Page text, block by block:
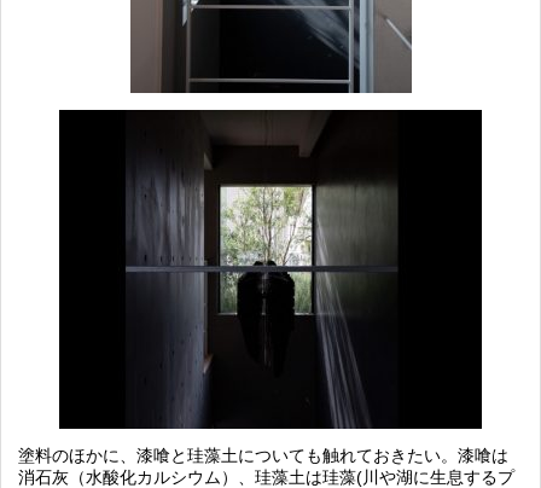
塗料のほかに、漆喰と珪藻土についても触れておきたい。漆喰は
消石灰（水酸化カルシウム）、珪藻土は珪藻(川や湖に生息するプ